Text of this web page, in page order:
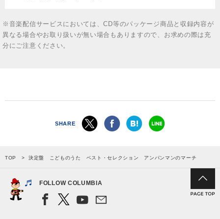
※音楽配信サービスにおいては、CD等のパッケージ商品と収録内容が
異なる場合やお取り扱いが無い場合もありますので、お求めの際は充
分にご注意ください。
SHARE
TOP 決定盤 こどものうた ベスト・セレクション アンパンマンのマーチ
FOLLOW COLUMBIA